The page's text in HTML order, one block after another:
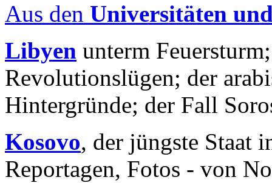
Aus den Universitäten
Libyen unterm
Revolutionslügen; der
Hintergründe; der Fall
Kosovo, der jüngste Staat
Reportagen, Fotos - von